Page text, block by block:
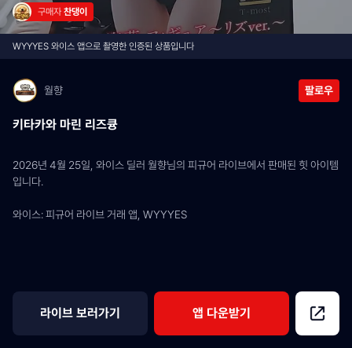
구매자 찬댕이
WYYYES 와이스 앱으로 촬영한 인증된 상품입니다
월향 팔로우
키타카와 마린 리즈큥
2026년 4월 25일, 와이스 딜러 월향님의 피규어 라이브에서 판매된 힛 아이템
입니다.
와이스: 피규어 라이브 거래 앱, WYYYES
라이브 보러가기 앱 다운받기